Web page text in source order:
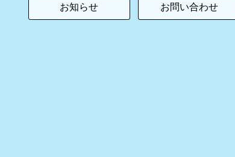
お知らせ お問い合わせ